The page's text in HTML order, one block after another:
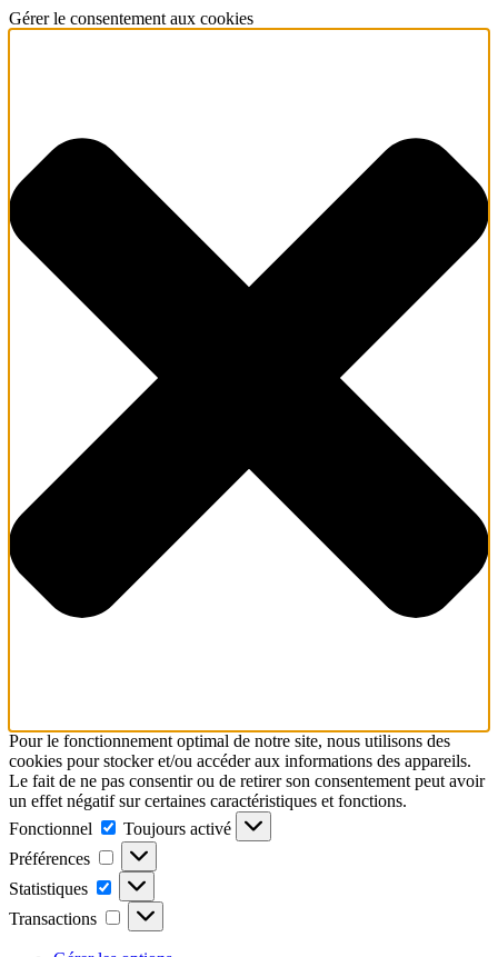
Gérer le consentement aux cookies
Pour le fonctionnement optimal de notre site, nous utilisons des
cookies pour stocker et/ou accéder aux informations des appareils.
Le fait de ne pas consentir ou de retirer son consentement peut avoir
un effet négatif sur certaines caractéristiques et fonctions.
Fonctionnel
Fonctionnel
Toujours activé
Préférences
Préférences
Statistiques
Statistiques
Transactions
Transactions